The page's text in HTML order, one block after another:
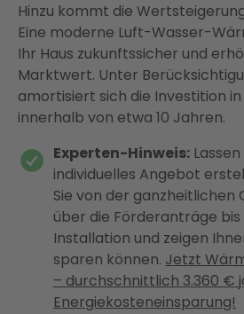
Hinzu kommt die
Eine moderne Luft-Wasser-
Ihr Haus zukunftssicher und
Marktwert. Unter
amortisiert sich die Investition in
innerhalb von etwa 10 Jahren.
Experten-Hinweis:
individuelles Angebot
Sie von der ganzheitlichen
über die Förderanträge
Installation und zeigen
sparen können. Jetzt
– durchschnittlich 3.360 €
Energiekosteneinsparung!